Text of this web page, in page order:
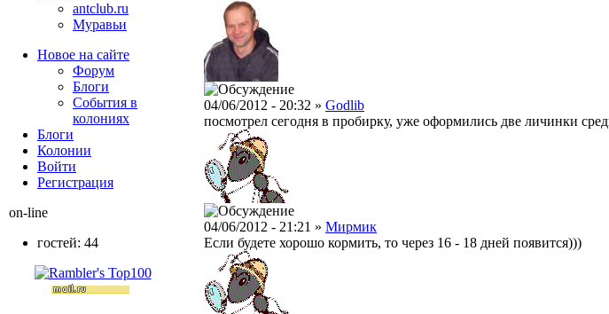
04/06/2012 - 20:32 » Godlib
посмотрел сегодня в пробирку, уже оформились две личинки
04/06/2012 - 21:21 » Мирмик
Если будете хорошо кормить, то через 16 - 18 дней появится)))
antclub.ru
Муравьи
Новое на сайте
Форум
Блоги
События в
колониях
Блоги
Колонии
Войти
Peгиcтpaция
on-line
гостей: 44